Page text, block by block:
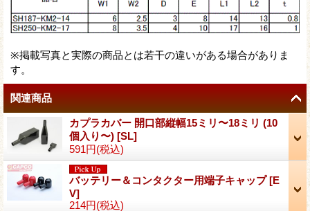
※掲載写真と実際の商品とは若干の違いがある場合がありま
す。
関連商品
カプラカバー 開口部縦幅15ミリ〜18ミリ (10
個入り〜) [SL]
591円(税込)
バッテリー＆コンタクター用端子キャップ[E
V]
214円(税込)